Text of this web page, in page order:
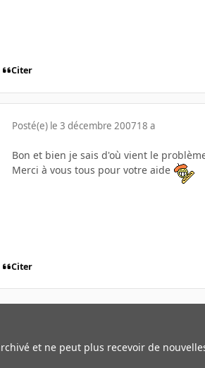
Citer
Posté(e) le 3 décembre 200718 a
Bon et bien je sais d'où vient le
Merci à vous tous pour votre aide
Citer
et ne peut plus recevoir de